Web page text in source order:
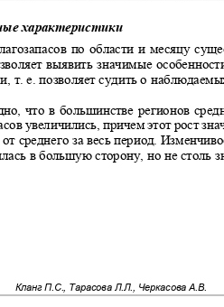
характеристики
по области и месяцу
выявить значимые
т. е. позволяет судить о
что в большинстве регионов
увеличились, причем этот рост
среднего за весь период.
в большую сторону, но не столь
Кланг П.С., Тарасова Л.Л., Черкасова А.В.